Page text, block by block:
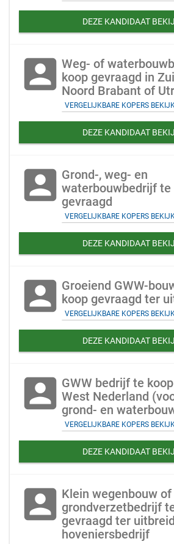
DEZE KANDIDAAT
account_box Weg- of
koop gevraagd in
Noord Brabant of
VERGELIJKBARE KOPERS
DEZE KANDIDAAT
account_box Grond-, weg- en
waterbouwbedrijf te
gevraagd
VERGELIJKBARE KOPERS
DEZE KANDIDAAT
account_box Groeiend GWW-
koop gevraagd ter
VERGELIJKBARE KOPERS
DEZE KANDIDAAT
account_box GWW bedrijf te
West Nederland
grond- en
VERGELIJKBARE KOPERS
DEZE KANDIDAAT
account_box Klein wegenbouw of
grondverzetbedrijf
gevraagd ter
hoveniersbedrijf